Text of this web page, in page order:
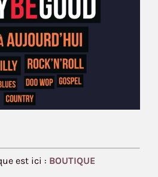
est ici : BOUTIQUE